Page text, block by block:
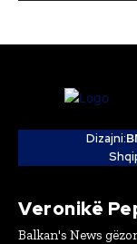
Dizajni:
Veronikë
Balkan's News